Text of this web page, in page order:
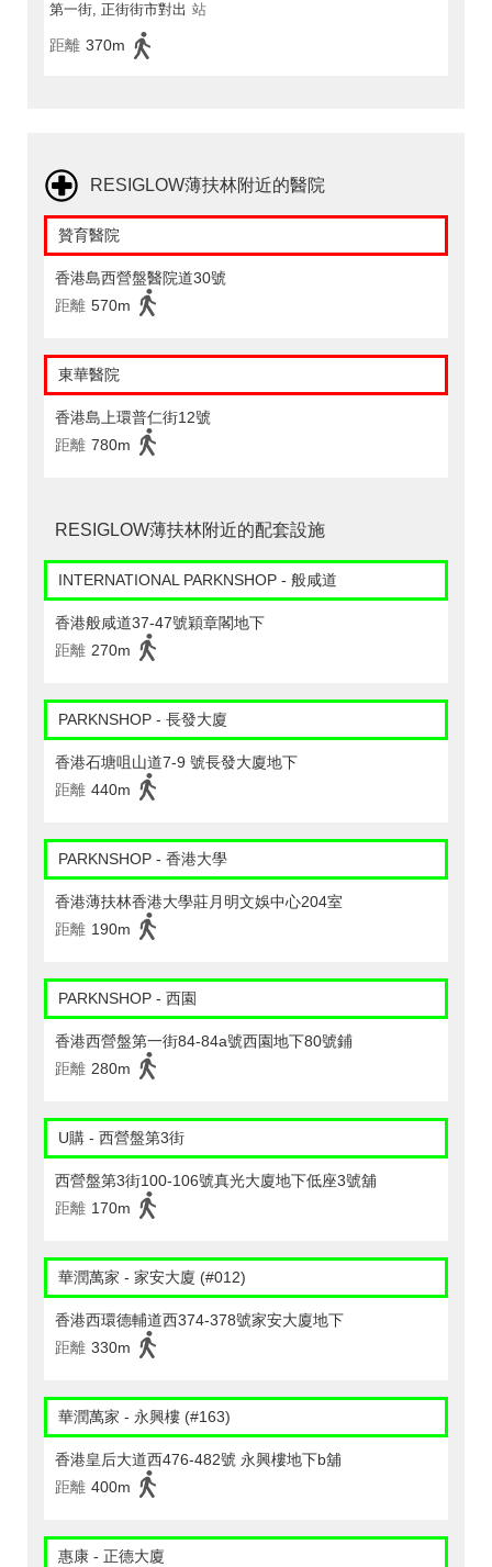
第一街, 正街街市對出 站
距離 370m
RESIGLOW薄扶林附近的醫院
贊育醫院
香港島西營盤醫院道30號
距離 570m
東華醫院
香港島上環普仁街12號
距離 780m
RESIGLOW薄扶林附近的配套設施
INTERNATIONAL PARKNSHOP - 般咸道
香港般咸道37-47號穎章閣地下
距離 270m
PARKNSHOP - 長發大廈
香港石塘咀山道7-9 號長發大廈地下
距離 440m
PARKNSHOP - 香港大學
香港薄扶林香港大學莊月明文娛中心204室
距離 190m
PARKNSHOP - 西園
香港西營盤第一街84-84a號西園地下80號鋪
距離 280m
U購 - 西營盤第3街
西營盤第3街100-106號真光大廈地下低座3號舖
距離 170m
華潤萬家 - 家安大廈 (#012)
香港西環德輔道西374-378號家安大廈地下
距離 330m
華潤萬家 - 永興樓 (#163)
香港皇后大道西476-482號 永興樓地下b舖
距離 400m
惠康 - 正德大廈